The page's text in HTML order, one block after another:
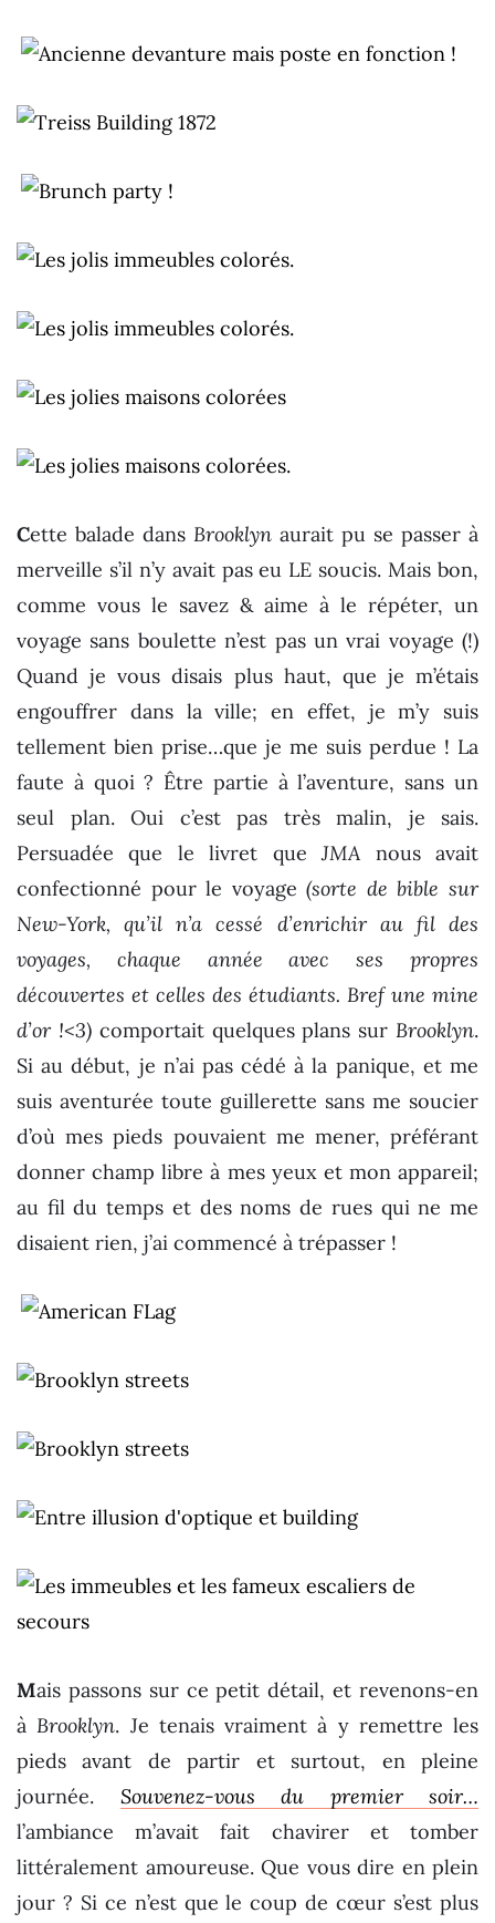
Cette balade dans Brooklyn aurait pu se passer à
merveille s’il n’y avait pas eu LE soucis. Mais bon,
comme vous le savez & aime à le répéter, un
voyage sans boulette n’est pas un vrai voyage (!)
Quand je vous disais plus haut, que je m’étais
engouffrer dans la ville; en effet, je m’y suis
tellement bien prise…que je me suis perdue ! La
faute à quoi ? Être partie à l’aventure, sans un
seul plan. Oui c’est pas très malin, je sais.
Persuadée que le livret que JMA nous avait
confectionné pour le voyage(sorte de bible sur
New-York, qu’il n’a cessé d’enrichir au fil des
voyages, chaque année avec ses propres
découvertes et celles des étudiants. Bref une mine
d’or !<3)comportait quelques plans surBrooklyn.
Si au début, je n’ai pas cédé à la panique, et me
suis aventurée toute guillerette sans me soucier
d’où mes pieds pouvaient me mener, préférant
donner champ libre à mes yeux et mon appareil;
au fil du temps et des noms de rues qui ne me
disaient rien, j’ai commencé à trépasser !
Mais passons sur ce petit détail, et revenons-en
àBrooklyn. Je tenais vraiment à y remettre les
pieds avant de partir et surtout, en pleine
journée. Souvenez-vous du premier soir…
l’ambiance m’avait fait chavirer et tomber
littéralement amoureuse. Que vous dire en plein
jour ? Si ce n’est que le coup de cœur s’est plus